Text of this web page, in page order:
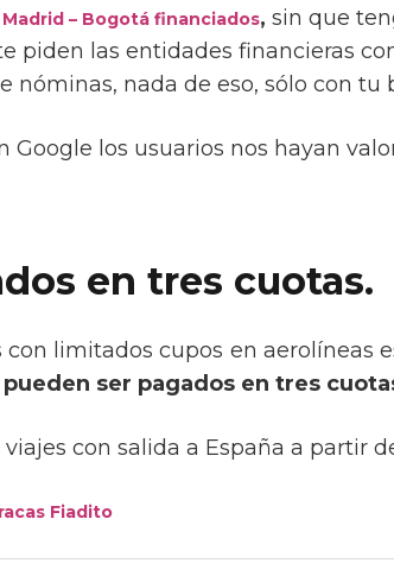
– Bogotá financiados,sin que
piden las entidades financieras
nóminas, nada de eso, sólo con tu
Google los usuarios nos hayan
en tres cuotas.
limitados cupos en aerolíneas
ser pagados en tres
con salida a España a partir
Fiadito